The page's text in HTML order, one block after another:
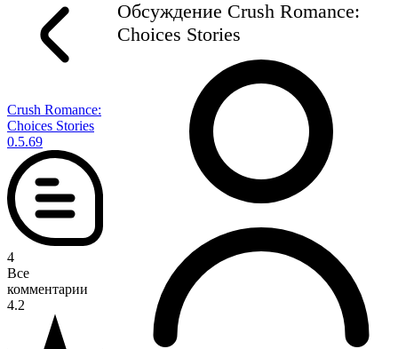
Crush Romance:
Choices Stories
0.5.69
4
Все
комментарии
4.2
Обсуждение Crush Romance:
Choices Stories